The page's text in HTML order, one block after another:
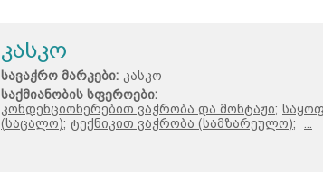
კასკო
სავაჭრო მარკები: კასკო
საქმიანობის სფეროები:
კონდენციონერებით ვაჭრობა და მონტაჟი;
(საცალო); ტექნიკით ვაჭრობა (სამზარეულო);